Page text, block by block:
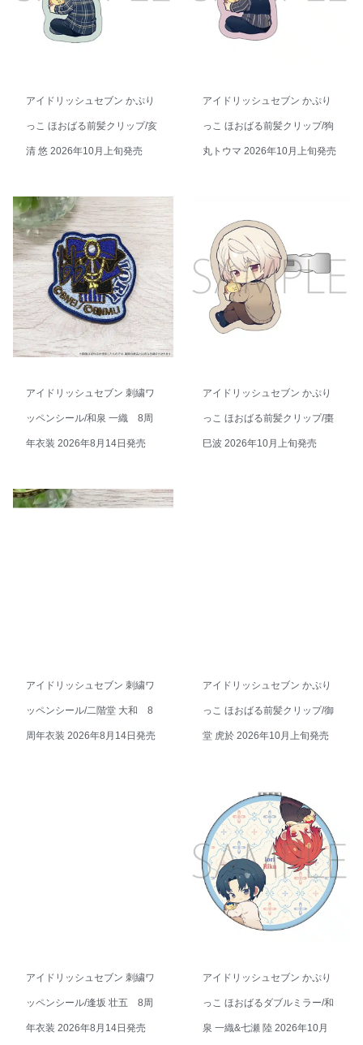
アイドリッシュセブン かぷり
っこ ほおばる前髪クリップ/亥
清 悠 2026年10月上旬発売
アイドリッシュセブン かぷり
っこ ほおばる前髪クリップ/狗
丸トウマ 2026年10月上旬発売
アイドリッシュセブン 刺繍ワ
ッペンシール/和泉 一織 8周
年衣装 2026年8月14日発売
アイドリッシュセブン かぷり
っこ ほおばる前髪クリップ/棗
巳波 2026年10月上旬発売
アイドリッシュセブン 刺繍ワ
ッペンシール/二階堂 大和 8
周年衣装 2026年8月14日発売
アイドリッシュセブン かぷり
っこ ほおばる前髪クリップ/御
堂 虎於 2026年10月上旬発売
アイドリッシュセブン 刺繍ワ
ッペンシール/逢坂 壮五 8周
年衣装 2026年8月14日発売
アイドリッシュセブン かぷり
っこ ほおばるダブルミラー/和
泉 一織&七瀬 陸 2026年10月